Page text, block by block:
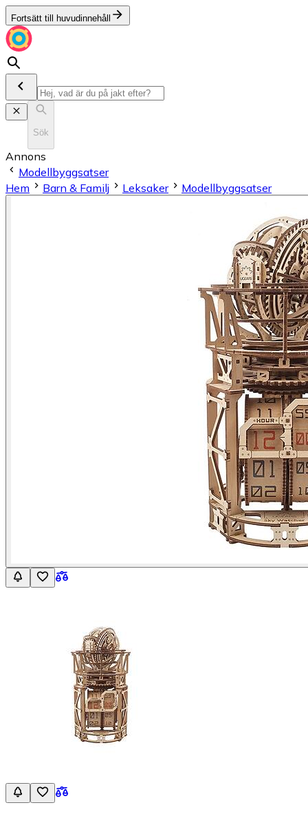
Fortsätt till huvudinnehåll
Sök
Annons
Modellbyggsatser
Hem
Barn & Familj Leksaker Modellbyggsatser